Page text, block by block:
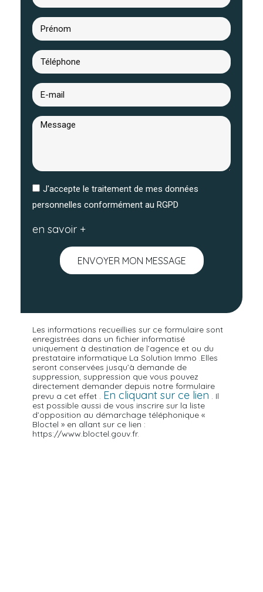
J'accepte le traitement de mes données
personnelles conformément au RGPD
en savoir +
ENVOYER MON MESSAGE
Les informations recueillies sur ce formulaire sont
enregistrées dans un fichier informatisé
uniquement à destination de l’agence et ou du
prestataire informatique La Solution Immo .Elles
seront conservées jusqu’à demande de
suppression, suppression que vous pouvez
directement demander depuis notre formulaire
prevu a cet effet . En cliquant sur ce lien . Il
est possible aussi de vous inscrire sur la liste
d’opposition au démarchage téléphonique «
Bloctel » en allant sur ce lien :
https://www.bloctel.gouv.fr.